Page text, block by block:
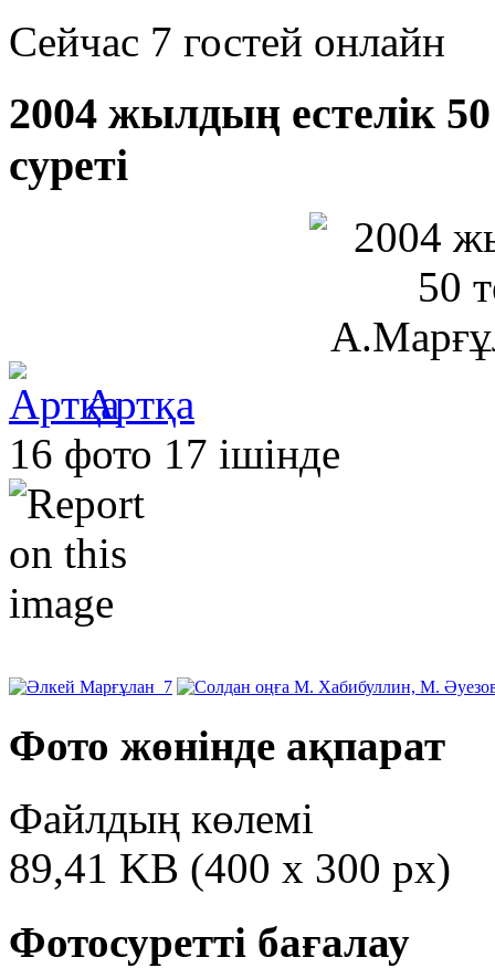
Сейчас 7 гостей онлайн
2004 жылдың естелік
суретi
Артқа
16 фото 17 ішінде
Фото жөнінде ақпарат
Файлдың көлемі
89,41 KB (400 x 300 px)
Фотосуретті бағалау